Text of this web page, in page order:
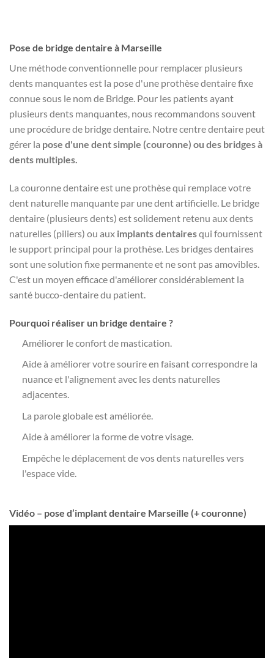
Pose de bridge dentaire à Marseille
Une méthode conventionnelle pour remplacer plusieurs
dents manquantes est la pose d'une prothèse dentaire fixe
connue sous le nom de Bridge. Pour les patients ayant
plusieurs dents manquantes, nous recommandons souvent
une procédure de bridge dentaire. Notre centre dentaire peut
gérer la pose d'une dent simple (couronne) ou des bridges à
dents multiples.
La couronne dentaire est une prothèse qui remplace votre
dent naturelle manquante par une dent artificielle. Le bridge
dentaire (plusieurs dents) est solidement retenu aux dents
naturelles (piliers) ou aux implants dentairesqui fournissent
le support principal pour la prothèse. Les bridges dentaires
sont une solution fixe permanente et ne sont pas amovibles.
C'est un moyen efficace d'améliorer considérablement la
santé bucco-dentaire du patient.
Pourquoi réaliser un bridge dentaire ?
Améliorer le confort de mastication
Aide à améliorer votre sourire en faisant correspondre la
nuance et l'alignement avec les dents naturelles
adjacentes.
La parole globale est améliorée.
Aide à améliorer la forme de votre visage.
Empêche le déplacement de vos dents naturelles vers
l'espace vide.
Vidéo – pose d’implant dentaire Marseille (+ couronne)